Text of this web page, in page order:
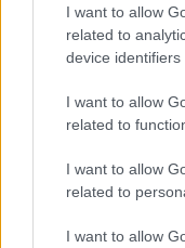
I want to allow
related to
device identifiers
I want to allow
related to
I want to allow
related to
I want to allow
Re: Takto sa
stačil jeden
Dizajn je to
Ale vždy, keď…
Re: Toto je
vyjsť draho.
clovek by cakal ze